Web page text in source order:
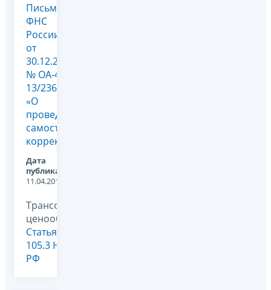
Письмо
ФНС
России
от
30.12.2013
№ ОА-4-
13/23663@
«О
проведении
самостоятельных
корректировок»
Дата
публикации:
11.04.2014
Трансфертное
ценообразование,
Статья
105.3 НК
РФ